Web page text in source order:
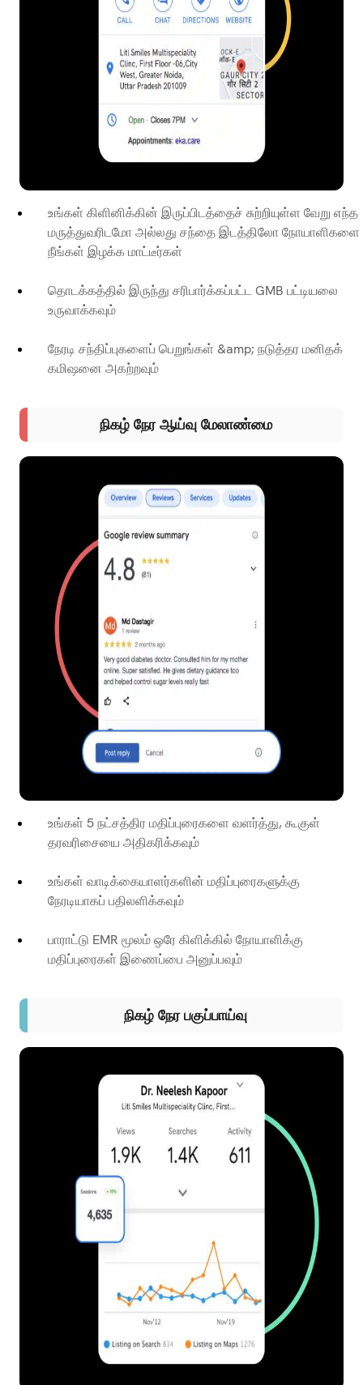
உங்கள் கிளினிக்கின் இருப்பிடத்தைச் சுற்றியுள்ள வேறு எந்த
மருத்துவரிடமோ அல்லது சந்தை இடத்திலோ நோயாளிகளை
நீங்கள் இழக்க மாட்டீர்கள்
தொடக்கத்தில் இருந்து சரிபார்க்கப்பட்ட GMB பட்டியலை
உருவாக்கவும்
நேரடி சந்திப்புகளைப் பெறுங்கள் &amp; நடுத்தர மனிதக்
கமிஷனை அகற்றவும்
நிகழ் நேர ஆய்வு மேலாண்மை
உங்கள் 5 நட்சத்திர மதிப்புரைகளை வளர்த்து, கூகுள்
தரவரிசையை அதிகரிக்கவும்
உங்கள் வாடிக்கையாளர்களின் மதிப்புரைகளுக்கு
நேரடியாகப் பதிலளிக்கவும்
பாராட்டு EMR மூலம் ஒரே கிளிக்கில் நோயாளிக்கு
மதிப்புரைகள் இணைப்பை அனுப்பவும்
நிகழ் நேர பகுப்பாய்வு